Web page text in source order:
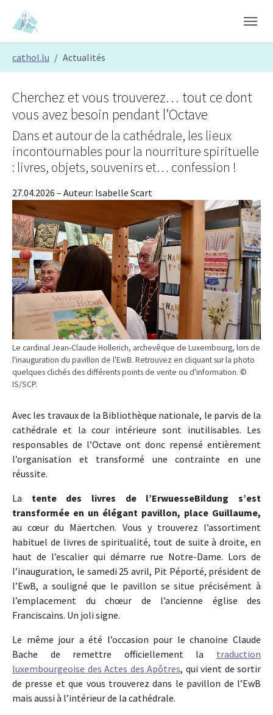
Skip to main content
Skip to page footer
cathol.lu Actualités
Le cardinal Jean-Claude Hollerich, archevêque de Luxembourg, lors de
l'inauguration du pavillon de l'EwB. Retrouvez en cliquant sur la photo
quelques clichés des différents points de vente ou d'information. ©
IS/SCP.
Cherchez et vous trouverez… tout ce dont
vous avez besoin pendant l’Octave
Dans et autour de la cathédrale, les lieux
incontournables pour la nourriture spirituelle
: livres, objets, souvenirs et… confession !
27.04.2026 – Auteur: Isabelle Scart
Avec les travaux de la Bibliothèque nationale, le parvis de la
cathédrale et la cour intérieure sont inutilisables. Les
responsables de l’Octave ont donc repensé entièrement
l’organisation et transformé une contrainte en une
réussite.
La tente des livres de l’ErwuesseBildung s’est
transformée en un élégant pavillon, place Guillaume,
au cœur du Mäertchen. Vous y trouverez l’assortiment
habituel de livres de spiritualité, tout de suite à droite, en
haut de l’escalier qui démarre rue Notre-Dame. Lors de
l’inauguration, le samedi 25 avril, Pit Péporté, président de
l’EwB, a souligné que le pavillon se situe précisément à
l’emplacement du chœur de l’ancienne église des
Franciscains. Un joli signe.
Le même jour a été l’occasion pour le chanoine Claude
Bache de remettre officiellement la traduction
luxembourgeoise des Actes des Apôtres, qui vient de sortir
de presse et que vous trouverez dans le pavillon de l’EwB
mais aussi à l’intérieur de la cathédrale.